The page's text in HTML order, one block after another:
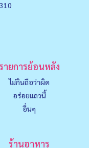
ายการย้อนหลัง
ไม่กินถือว่าผิด
อร่อยแถวนี้
อื่นๆ
ร้านอาหาร